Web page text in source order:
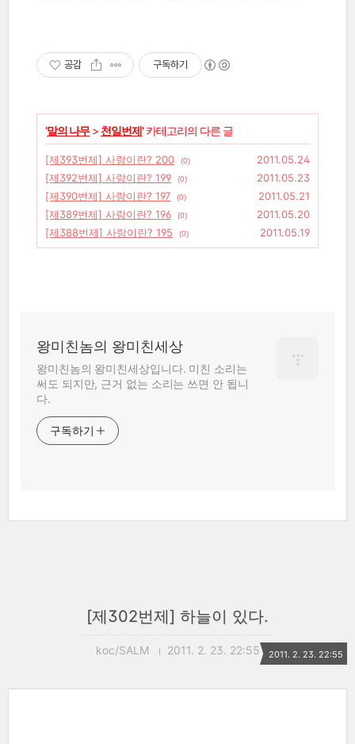
공감 구독하기
'말의 나무> 천일번제' 카테고리의 다른 글
[제393번제] 사랑이란? 200 (0)
2011.05.24
[제392번제] 사랑이란? 199
(0)
2011.05.23
[제390번제] 사랑이란? 197
(0)
2011.05.21
[제389번제] 사랑이란? 196
(0)
2011.05.20
[제388번제] 사랑이란? 195
(0) 2011.05.19
왕미친놈의 왕미친세상
왕미친놈의 왕미친세상입니다. 미친 소리는
써도 되지만, 근거 없는 소리는 쓰면 안 됩니
다.
구독하기
[제302번제] 하늘이 있다.
koc/SALM 2011. 2. 23. 22:55 2011. 2. 23. 22:55